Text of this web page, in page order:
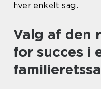
hver enkelt sag.
Valg af den
for succes i